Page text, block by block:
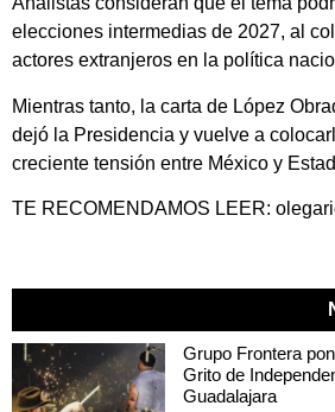
elecciones intermedias de 2027, al
actores extranjeros en la política
Mientras tanto, la carta de López
dejó la Presidencia y vuelve a
creciente tensión entre México y
TE RECOMENDAMOS LEER:
Grupo Frontera
Grito de
Guadalajara